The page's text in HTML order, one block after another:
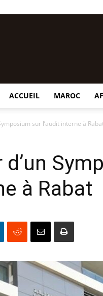
ACCUEIL MAROC
sur l’audit interne à
d’un
à Rabat